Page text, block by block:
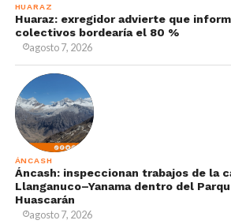
HUARAZ
Huaraz: exregidor advierte que
colectivos bordearía el 80 %
agosto 7, 2026
ÁNCASH
Áncash: inspeccionan trabajos de la
Llanganuco–Yanama dentro del
Huascarán
agosto 7, 2026